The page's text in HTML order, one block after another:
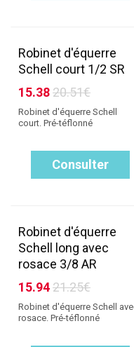
Robinet d'équerre
Schell court 1/2 SR
15.3820.51€
Robinet d'équerre Schell
court. Pré-téflonné
Consulter
Robinet d'équerre
Schell long avec
rosace 3/8 AR
15.9421.25€
Robinet d'équerre Schell
rosace. Pré-téflonné